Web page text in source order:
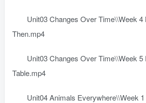
Unit03 Changes Over Time\\Week 4
Then.mp4
Unit03 Changes Over Time\\Week 5
Table.mp4
Unit04 Animals Everywhere\\Week